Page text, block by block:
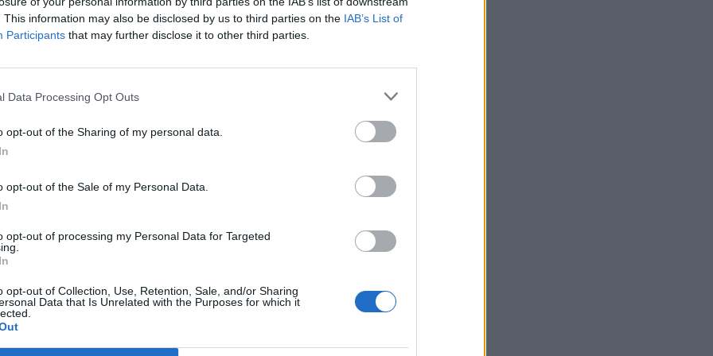
This information may also be disclosed by us to third parties on the IAB’s List of
Participants that may further disclose it to other third parties.
Data Processing Opt Outs
opt-out of the Sharing of my personal data.
opt-out of the Sale of my Personal Data.
opt-out of processing my Personal Data for Targeted
opt-out of Collection, Use, Retention, Sale, and/or Sharing
Data that Is Unrelated with the Purposes for which it
keddi közleménye szerint a letöltendő börtönbüntetést három, távollétében ellene
törvénytelen birtoklása szerepel, valamint az, hogy jogellenesen külföldi kölcsön
állami bankot. A 74 éves...
portfolio.hu hírarchívumához tartozik, melynek olvasása előfizetéses
cikkarchívum
elmúlt 2 év napon belüli
Előfizetés